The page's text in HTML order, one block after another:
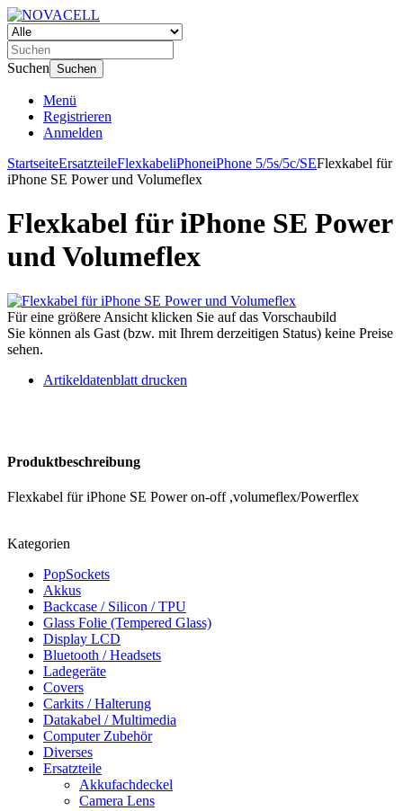
Suchen Suchen
Menü
Registrieren
Anmelden
StartseiteErsatzteileFlexkabeliPhoneiPhone 5/5s/5c/SEFlexkabel für
iPhone SE Power und Volumeflex
Flexkabel für iPhone SE Power
und Volumeflex
Für eine größere Ansicht klicken Sie auf das Vorschaubild
Sie können als Gast (bzw. mit Ihrem derzeitigen Status) keine Preise
sehen.
Artikeldatenblatt drucken
Produktbeschreibung
Flexkabel für iPhone SE Power on-off ,volumeflex/Powerflex
Kategorien
PopSockets
Akkus
Backcase / Silicon / TPU
Glass Folie (Tempered Glass)
Display LCD
Bluetooth / Headsets
Ladegeräte
Covers
Carkits / Halterung
Datakabel / Multimedia
Computer Zubehör
Diverses
Ersatzteile
Akkufachdeckel
Camera Lens